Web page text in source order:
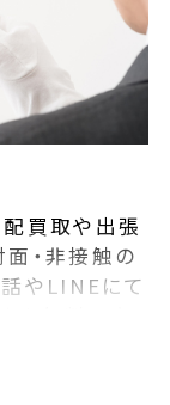
買取や出張
・非接触の
やLINEにて
た無料の宅